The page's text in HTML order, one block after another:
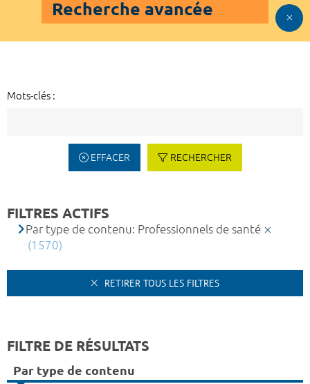
Recherche avancée
Mots-clés :
EFFACER RECHERCHER
FILTRES ACTIFS
Par type de contenu: Professionnels de santé
(1570)
RETIRER TOUS LES FILTRES
FILTRE DE RÉSULTATS
Par type de contenu